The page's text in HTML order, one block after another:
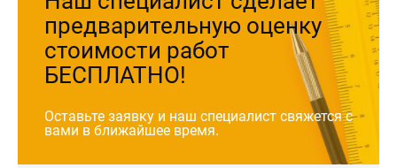
предварительную оценку
стоимости работ
БЕСПЛАТНО!
Оставьте заявку и наш специалист свяжется с
вами в ближайшее время.